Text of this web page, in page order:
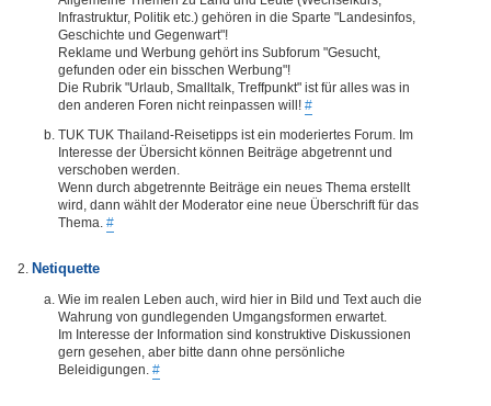
Infrastruktur, Politik etc.) gehören in die Sparte "Landesinfos,
Geschichte und Gegenwart"!
Reklame und Werbung gehört ins Subforum "Gesucht,
gefunden oder ein bisschen Werbung"!
Die Rubrik "Urlaub, Smalltalk, Treffpunkt" ist für alles was in
den anderen Foren nicht reinpassen will! #
TUK TUK Thailand-Reisetipps ist ein moderiertes Forum. Im
Interesse der Übersicht können Beiträge abgetrennt und
verschoben werden.
Wenn durch abgetrennte Beiträge ein neues Thema erstellt
wird, dann wählt der Moderator eine neue Überschrift für das
Thema. #
Netiquette
Wie im realen Leben auch, wird hier in Bild und Text auch die
Wahrung von gundlegenden Umgangsformen erwartet.
Im Interesse der Information sind konstruktive Diskussionen
gern gesehen, aber bitte dann ohne persönliche
Beleidigungen. #